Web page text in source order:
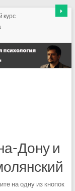
курс
Дону и
на одну из кнопок